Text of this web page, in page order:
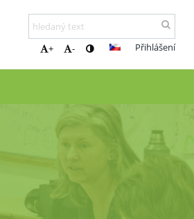
+ - Přihlášení